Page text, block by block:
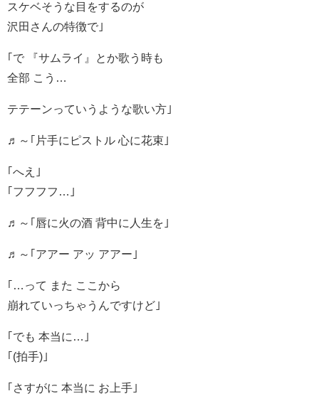
スケベそうな目をするのが
沢田さんの特徴で｣
｢で 『サムライ』とか歌う時も
全部 こう…
テテーンっていうような歌い方｣
♬～｢片手にピストル 心に花束｣
｢へえ｣
｢フフフフ…｣
♬～｢唇に火の酒 背中に人生を｣
♬～｢アアー アッ アアー｣
｢…って また ここから
崩れていっちゃうんですけど｣
｢でも 本当に…｣
｢(拍手)｣
｢さすがに 本当に お上手｣